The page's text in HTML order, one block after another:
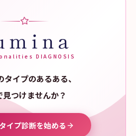
DIAGNOSIS
タイプのあるある、
つけませんか？
イプ診断を始める